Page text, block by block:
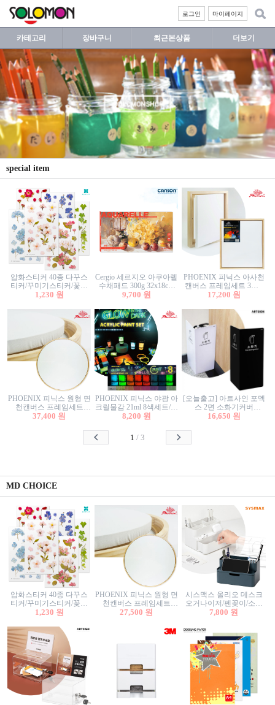
마이페이지
로그인
카테고리 장바구니 최근본상품 더보기
special item
압화스티커 40종 다꾸스
티커/꾸미기스티커/꽃스
티커/압화꽃책갈피/팬시
1,230 원
Cergio 세르지오 아쿠아렐
수채패드 300g 32x18cm
12매 1면제본
9,700 원
PHOENIX 피닉스 아사천
캔버스 프레임세트 3호F
27.3x22cm 캔버스와 올림
17,200 원
PHOENIX 피닉스 원형 면
천캔버스 프레임세트
40cm/원형캔버스/플로팅
37,400 원
PHOENIX 피닉스 야광 아
크릴물감 21ml 8색세트/야
광물감
8,200 원
[오늘출고] 아트사인 포멕
스 2면 소화기커버
1470/1471/소화기커버/소
함/소화기거치대/소화기
16,650 원
1 / 3
MD CHOICE
압화스티커 40종 다꾸스
티커/꾸미기스티커/꽃스
티커/압화꽃책갈피/팬시
1,230 원
PHOENIX 피닉스 원형 면
천캔버스 프레임세트
30cm/원형캔버스/플로팅
27,500 원
시스맥스 올리오 데스크
오거나이저/펜꽂이/소품
꽂이/소품함/정리함/수납
7,800 원